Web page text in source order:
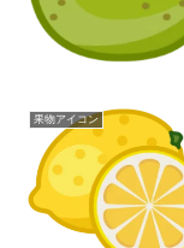
果物アイコン